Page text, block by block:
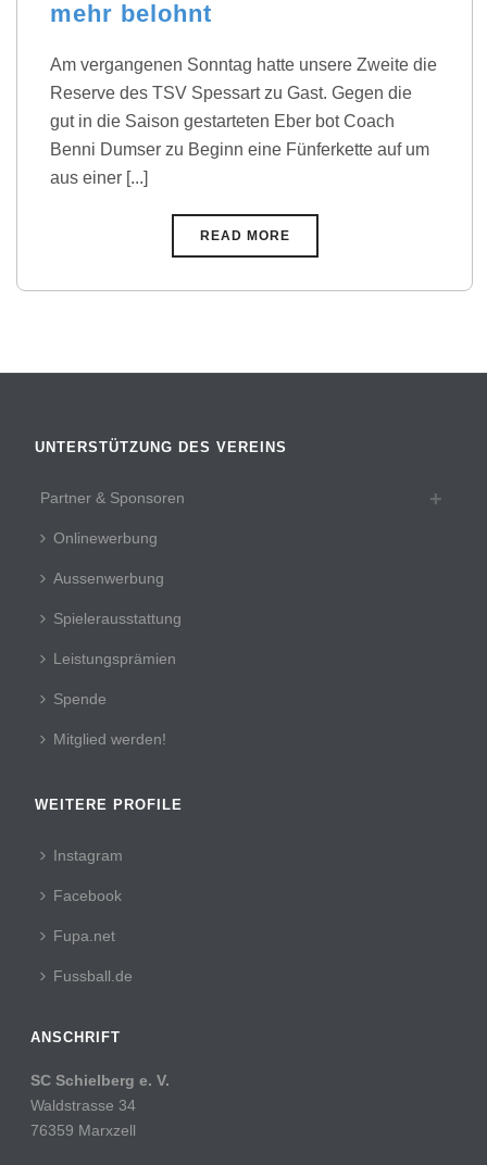
mehr belohnt
Am vergangenen Sonntag hatte unsere Zweite die
Reserve des TSV Spessart zu Gast. Gegen die
gut in die Saison gestarteten Eber bot Coach
Benni Dumser zu Beginn eine Fünferkette auf um
aus einer [...]
READ MORE
UNTERSTÜTZUNG DES VEREINS
Partner & Sponsoren
Onlinewerbung
Aussenwerbung
Spielerausstattung
Leistungsprämien
Spende
Mitglied werden!
WEITERE PROFILE
Instagram
Facebook
Fupa.net
Fussball.de
ANSCHRIFT
SC Schielberg e. V.
Waldstrasse 34
76359 Marxzell